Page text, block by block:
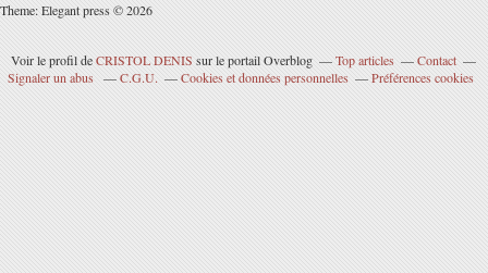
Theme: Elegant press © 2026
Voir le profil deCRISTOL DENIS sur le portail Overblog Top articles
Contact
Signaler un abus
C.G.U. Cookies et données personnelles Préférences cookies